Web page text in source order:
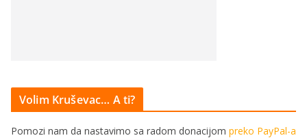
Volim Kruševac… A ti?
Pomozi nam da nastavimo sa radom donacijom preko PayPal-a